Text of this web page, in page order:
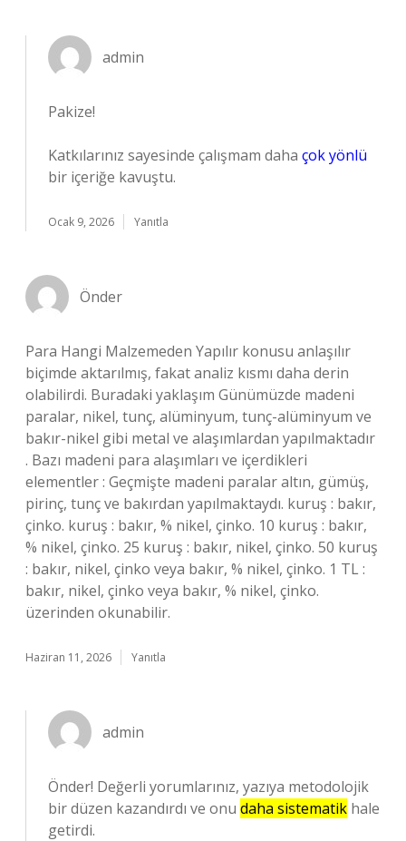
admin
Pakize!
Katkılarınız sayesinde çalışmam daha çok yönlü
bir içeriğe kavuştu.
Ocak 9, 2026 Yanıtla
Önder
Para Hangi Malzemeden Yapılır konusu anlaşılır
biçimde aktarılmış, fakat analiz kısmı daha derin
olabilirdi. Buradaki yaklaşım Günümüzde madeni
paralar, nikel, tunç, alüminyum, tunç-alüminyum ve
bakır-nikel gibi metal ve alaşımlardan yapılmaktadır
. Bazı madeni para alaşımları ve içerdikleri
elementler : Geçmişte madeni paralar altın, gümüş,
pirinç, tunç ve bakırdan yapılmaktaydı. kuruş : bakır,
çinko. kuruş : bakır, % nikel, çinko. 10 kuruş : bakır,
% nikel, çinko. 25 kuruş : bakır, nikel, çinko. 50 kuruş
: bakır, nikel, çinko veya bakır, % nikel, çinko. 1 TL :
bakır, nikel, çinko veya bakır, % nikel, çinko.
üzerinden okunabilir.
Haziran 11, 2026 Yanıtla
admin
Önder! Değerli yorumlarınız, yazıya metodolojik
bir düzen kazandırdı ve onu daha sistematik hale
getirdi.